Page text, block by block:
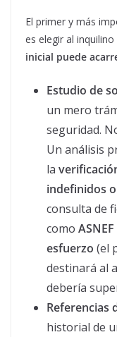
El primer y más
es elegir al inquilino
inicial puede
Estudio de
un mero
seguridad.
Un análisis
la
indefinidos
consulta de
como
esfuerzo (el
destinará al
debería
Referencias
historial de